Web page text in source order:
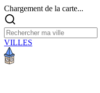
Chargement de la carte...
VILLES